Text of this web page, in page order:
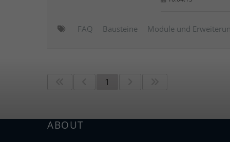
FAQ Bausteine Module und
1
ABOUT